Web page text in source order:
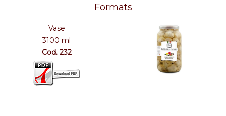
Formats
Vase
3100 ml
Cod. 232